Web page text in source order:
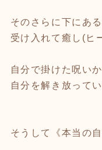
そのさらに下にあ
受け入れて癒し(ヒ
自分で掛けた呪い
自分を解き放って
そうして《本当の